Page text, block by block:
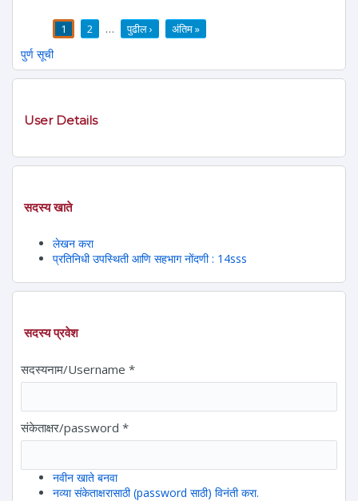
1 2 … पुढील › अंतिम »
पुर्ण सूची
User Details
सदस्य खाते
लेखन करा
प्रतिनिधी उपस्थिती आणि सहभाग नोंदणी : 14sss
सदस्य प्रवेश
सदस्यनाम/Username *
संकेताक्षर/password *
नवीन खाते बनवा
नव्या संकेताक्षरासाठी (password साठी) विनंती करा.